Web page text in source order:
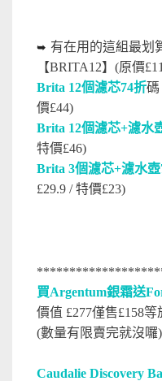
➥ 有在用的這組最划
【BRITA12】(原價
Brita 12個濾芯74折碼
價£44)
Brita 12個濾芯+濾水
特價£46)
Brita 3個濾芯+濾水壺
£29.9 / 特價£23)
買Argentum銀霜送
價值 £277僅售£158等
(數量有限賣完就沒囉)
Caudalie Discovery